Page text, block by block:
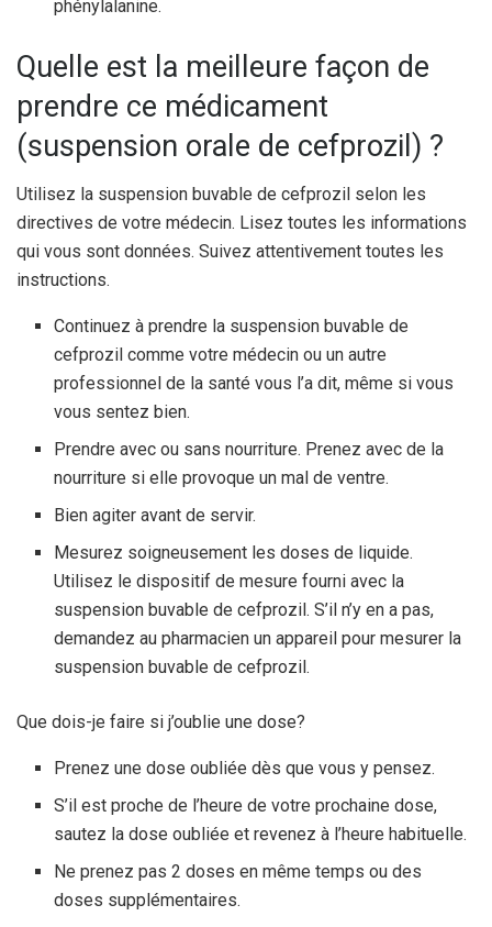
phénylalanine.
Quelle est la meilleure façon de
prendre ce médicament
(suspension orale de cefprozil) ?
Utilisez la suspension buvable de cefprozil selon les
directives de votre médecin. Lisez toutes les informations
qui vous sont données. Suivez attentivement toutes les
instructions.
Continuez à prendre la suspension buvable de
cefprozil comme votre médecin ou un autre
professionnel de la santé vous l’a dit, même si vous
vous sentez bien.
Prendre avec ou sans nourriture. Prenez avec de la
nourriture si elle provoque un mal de ventre.
Bien agiter avant de servir.
Mesurez soigneusement les doses de liquide.
Utilisez le dispositif de mesure fourni avec la
suspension buvable de cefprozil. S’il n’y en a pas,
demandez au pharmacien un appareil pour mesurer la
suspension buvable de cefprozil.
Que dois-je faire si j’oublie une dose?
Prenez une dose oubliée dès que vous y pensez.
S’il est proche de l’heure de votre prochaine dose,
sautez la dose oubliée et revenez à l’heure habituelle.
Ne prenez pas 2 doses en même temps ou des
doses supplémentaires.